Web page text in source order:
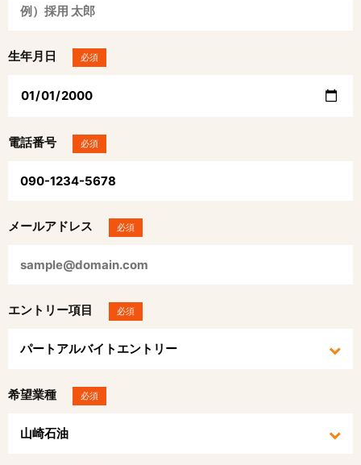
生年月日 必須
電話番号 必須
メールアドレス 必須
エントリー項目 必須
希望業種 必須